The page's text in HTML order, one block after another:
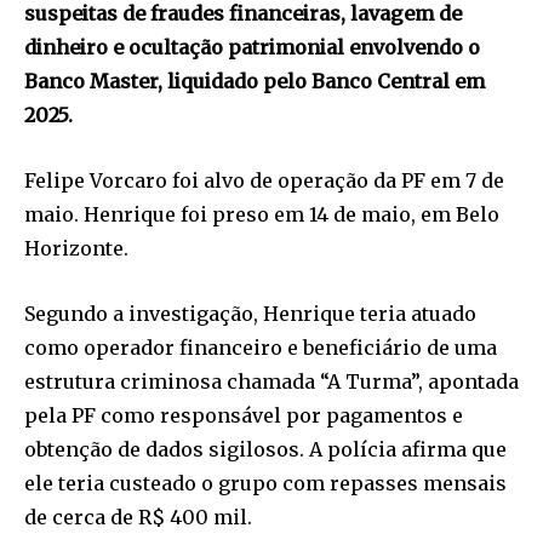
suspeitas de fraudes financeiras, lavagem de
dinheiro e ocultação patrimonial envolvendo o
Banco Master, liquidado pelo Banco Central em
2025.
Felipe Vorcaro foi alvo de operação da PF em 7 de
maio. Henrique foi preso em 14 de maio, em Belo
Horizonte.
Segundo a investigação, Henrique teria atuado
como operador financeiro e beneficiário de uma
estrutura criminosa chamada “A Turma”, apontada
pela PF como responsável por pagamentos e
obtenção de dados sigilosos. A polícia afirma que
ele teria custeado o grupo com repasses mensais
de cerca de R$ 400 mil.